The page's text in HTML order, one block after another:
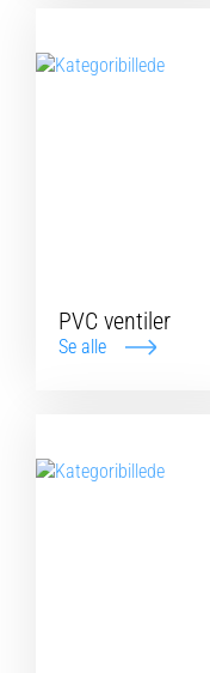
PVC ventiler
Se alle